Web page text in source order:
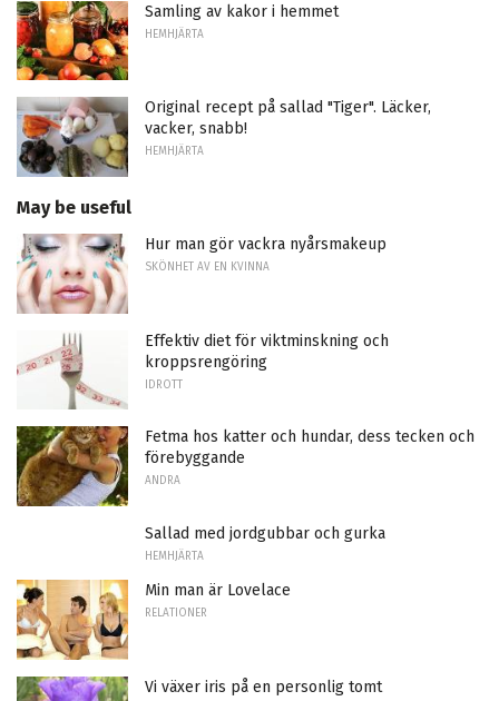
Samling av kakor i hemmet
HEMHJÄRTA
Original recept på sallad "Tiger". Läcker,
vacker, snabb!
HEMHJÄRTA
May be useful
Hur man gör vackra nyårsmakeup
SKÖNHET AV EN KVINNA
Effektiv diet för viktminskning och
kroppsrengöring
IDROTT
Fetma hos katter och hundar, dess tecken och
förebyggande
ANDRA
Sallad med jordgubbar och gurka
HEMHJÄRTA
Min man är Lovelace
RELATIONER
Vi växer iris på en personlig tomt